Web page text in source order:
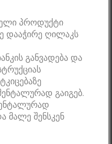
პროდუქტი
დააჭირე ღილაკს
განვადება და
გაიგებ.
მალე შენსკენ